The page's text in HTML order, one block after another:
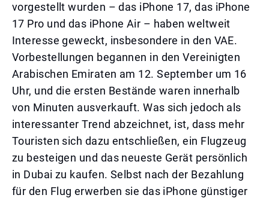
vorgestellt wurden – das iPhone 17, das iPhone
17 Pro und das iPhone Air – haben weltweit
Interesse geweckt, insbesondere in den VAE.
Vorbestellungen begannen in den Vereinigten
Arabischen Emiraten am 12. September um 16
Uhr, und die ersten Bestände waren innerhalb
von Minuten ausverkauft. Was sich jedoch als
interessanter Trend abzeichnet, ist, dass mehr
Touristen sich dazu entschließen, ein Flugzeug
zu besteigen und das neueste Gerät persönlich
in Dubai zu kaufen. Selbst nach der Bezahlung
für den Flug erwerben sie das iPhone günstiger